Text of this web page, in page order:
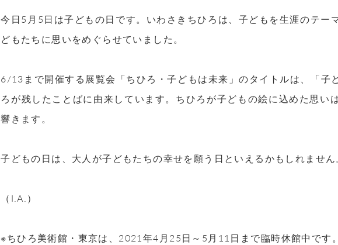
今日5月5日は子どもの日です。いわさきちひろは、子どもを生涯のテー
どもたちに思いをめぐらせていました。
6/13まで開催する展覧会「ちひろ・子どもは未来」のタイトルは、「子
ろが残したことばに由来しています。ちひろが子どもの絵に込めた思い
響きます。
子どもの日は、大人が子どもたちの幸せを願う日といえるかもしれません
（I.A.）
※ちひろ美術館・東京は、2021年4月25日～5月11日まで臨時休館中です